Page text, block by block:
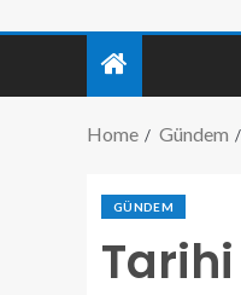
Home Gündem
GÜNDEM